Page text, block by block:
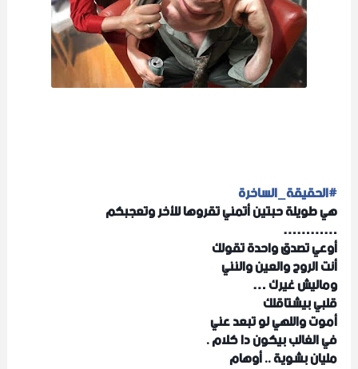
#الحقيقة_الساخرة
هي طويلة حبتين أتمني تقروها للأخر وتعجبكم
…………
أوعي تصدق واحدة تقولك
أنت الروح والعين والنني
وماليش غيرك …
قلبي بيشتاقلك
أموت واللهي لو تبعد عني
في الغالب بيكون دا كلام .
مليان بشوية .. أوهام